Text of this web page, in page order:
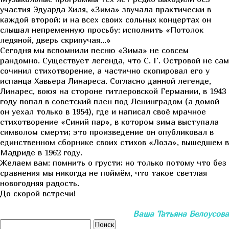
участия Эдуарда Хиля, «Зима» звучала практически в
каждой второй; и на всех своих сольных концертах он
слышал непременную просьбу: исполнить «Потолок
ледяной, дверь скрипучая…»
Сегодня мы вспомнили песню «Зима» не совсем
рандомно. Существует легенда, что С. Г. Островой не сам
сочинил стихотворение, а частично скопировал его у
испанца Хавьера Линареса. Согласно данной легенде,
Линарес, воюя на стороне гитлеровской Германии, в 1943
году попал в советский плен под Ленинградом (а домой
он уехал только в 1954), где и написал своё мрачное
стихотворение «Синий пар», в котором зима выступала
символом смерти; это произведение он опубликовал в
единственном сборнике своих стихов «Лоза», вышедшем в
Мадриде в 1962 году.
Желаем вам: помнить о грусти; но только потому что без
сравнения мы никогда не поймём, что такое светлая
новогодняя радость.
До скорой встречи!
Ваша Татьяна Белоусова